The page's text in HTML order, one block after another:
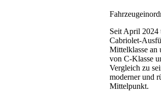
Seit April 2024
Cabriolet-
Mittelklasse an
von C-Klasse
Vergleich zu
moderner und
Mittelpunkt.